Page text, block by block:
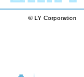
© LY Corporation